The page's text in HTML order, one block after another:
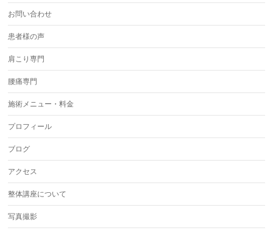
お問い合わせ
患者様の声
肩こり専門
腰痛専門
施術メニュー・料金
プロフィール
ブログ
アクセス
整体講座について
写真撮影